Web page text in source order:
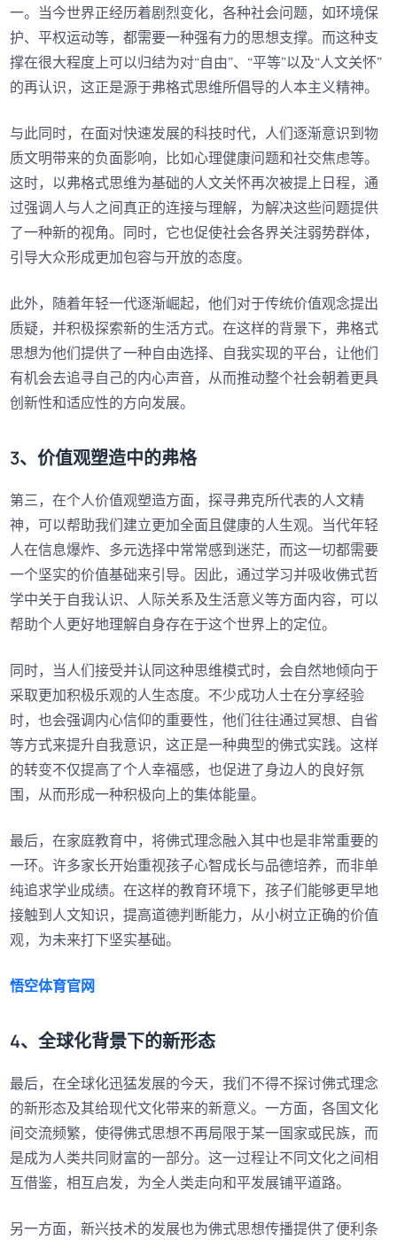
一。当今世界正经历着剧烈变化，各种社会问题，如环境保
护、平权运动等，都需要一种强有力的思想支撑。而这种支
撑在很大程度上可以归结为对“自由”、“平等”以及“人文关怀”
的再认识，这正是源于弗格式思维所倡导的人本主义精神。
与此同时，在面对快速发展的科技时代，人们逐渐意识到物
质文明带来的负面影响，比如心理健康问题和社交焦虑等。
这时，以弗格式思维为基础的人文关怀再次被提上日程，通
过强调人与人之间真正的连接与理解，为解决这些问题提供
了一种新的视角。同时，它也促使社会各界关注弱势群体，
引导大众形成更加包容与开放的态度。
此外，随着年轻一代逐渐崛起，他们对于传统价值观念提出
质疑，并积极探索新的生活方式。在这样的背景下，弗格式
思想为他们提供了一种自由选择、自我实现的平台，让他们
有机会去追寻自己的内心声音，从而推动整个社会朝着更具
创新性和适应性的方向发展。
3、价值观塑造中的弗格
第三，在个人价值观塑造方面，探寻弗克所代表的人文精
神，可以帮助我们建立更加全面且健康的人生观。当代年轻
人在信息爆炸、多元选择中常常感到迷茫，而这一切都需要
一个坚实的价值基础来引导。因此，通过学习并吸收佛式哲
学中关于自我认识、人际关系及生活意义等方面内容，可以
帮助个人更好地理解自身存在于这个世界上的定位。
同时，当人们接受并认同这种思维模式时，会自然地倾向于
采取更加积极乐观的人生态度。不少成功人士在分享经验
时，也会强调内心信仰的重要性，他们往往通过冥想、自省
等方式来提升自我意识，这正是一种典型的佛式实践。这样
的转变不仅提高了个人幸福感，也促进了身边人的良好氛
围，从而形成一种积极向上的集体能量。
最后，在家庭教育中，将佛式理念融入其中也是非常重要的
一环。许多家长开始重视孩子心智成长与品德培养，而非单
纯追求学业成绩。在这样的教育环境下，孩子们能够更早地
接触到人文知识，提高道德判断能力，从小树立正确的价值
观，为未来打下坚实基础。
悟空体育官网
4、全球化背景下的新形态
最后，在全球化迅猛发展的今天，我们不得不探讨佛式理念
的新形态及其给现代文化带来的新意义。一方面，各国文化
间交流频繁，使得佛式思想不再局限于某一国家或民族，而
是成为人类共同财富的一部分。这一过程让不同文化之间相
互借鉴，相互启发，为全人类走向和平发展铺平道路。
另一方面，新兴技术的发展也为佛式思想传播提供了便利条